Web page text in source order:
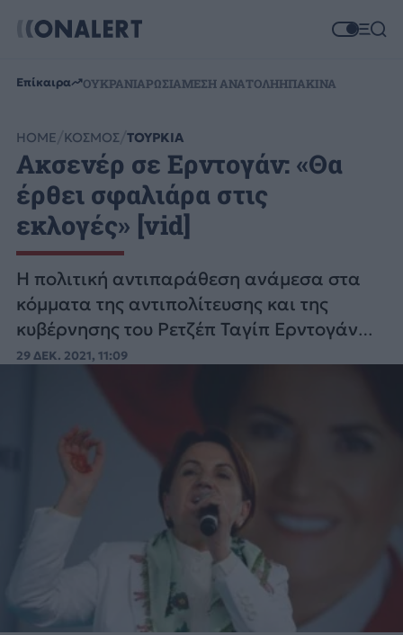
Επίκαιρα ΟΥΚΡΑΝΙΑΡΩΣΙΑΜΕΣΗ ΑΝΑΤΟΛΗΗΠΑΚΙΝΑ
HOME ΚΟΣΜΟΣ ΤΟΥΡΚΙΑ
Ακσενέρ σε Ερντογάν: «Θα
έρθει σφαλιάρα στις
εκλογές» [vid]
Η πολιτική αντιπαράθεση ανάμεσα στα
κόμματα της αντιπολίτευσης και της
κυβέρνησης του Ρετζέπ Ταγίπ Ερντογάν
«φουντώνει» ολοένα και περισσότερο.
29 ΔΕΚ. 2021, 11:09